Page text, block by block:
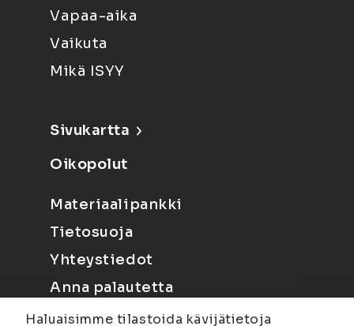
Vapaa-aika
Vaikuta
Mikä ISYY
Sivukartta
Oikopolut
Materiaalipankki
Tietosuoja
Yhteystiedot
Anna palautetta
Haluaisimme tilastoida kävijätietoja